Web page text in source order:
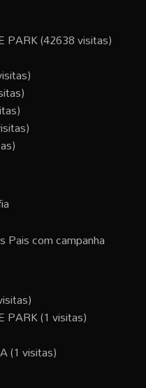
PARK(42638 visitas)
Pais com campanha
PARK(1 visitas)
(1 visitas)